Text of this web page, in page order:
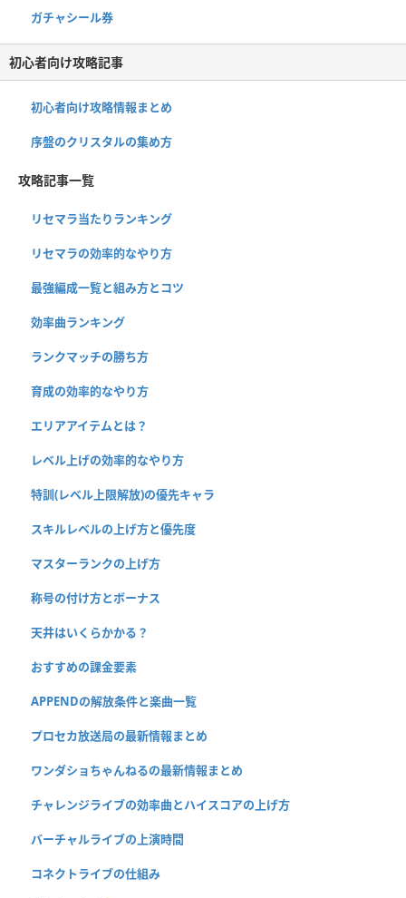
ガチャシール券
初心者向け攻略記事
初心者向け攻略情報まとめ
序盤のクリスタルの集め方
攻略記事一覧
リセマラ当たりランキング
リセマラの効率的なやり方
最強編成一覧と組み方とコツ
効率曲ランキング
ランクマッチの勝ち方
育成の効率的なやり方
エリアアイテムとは？
レベル上げの効率的なやり方
特訓(レベル上限解放)の優先キャラ
スキルレベルの上げ方と優先度
マスターランクの上げ方
称号の付け方とボーナス
天井はいくらかかる？
おすすめの課金要素
APPENDの解放条件と楽曲一覧
プロセカ放送局の最新情報まとめ
ワンダショちゃんねるの最新情報まとめ
チャレンジライブの効率曲とハイスコアの上げ方
バーチャルライブの上演時間
コネクトライブの仕組み